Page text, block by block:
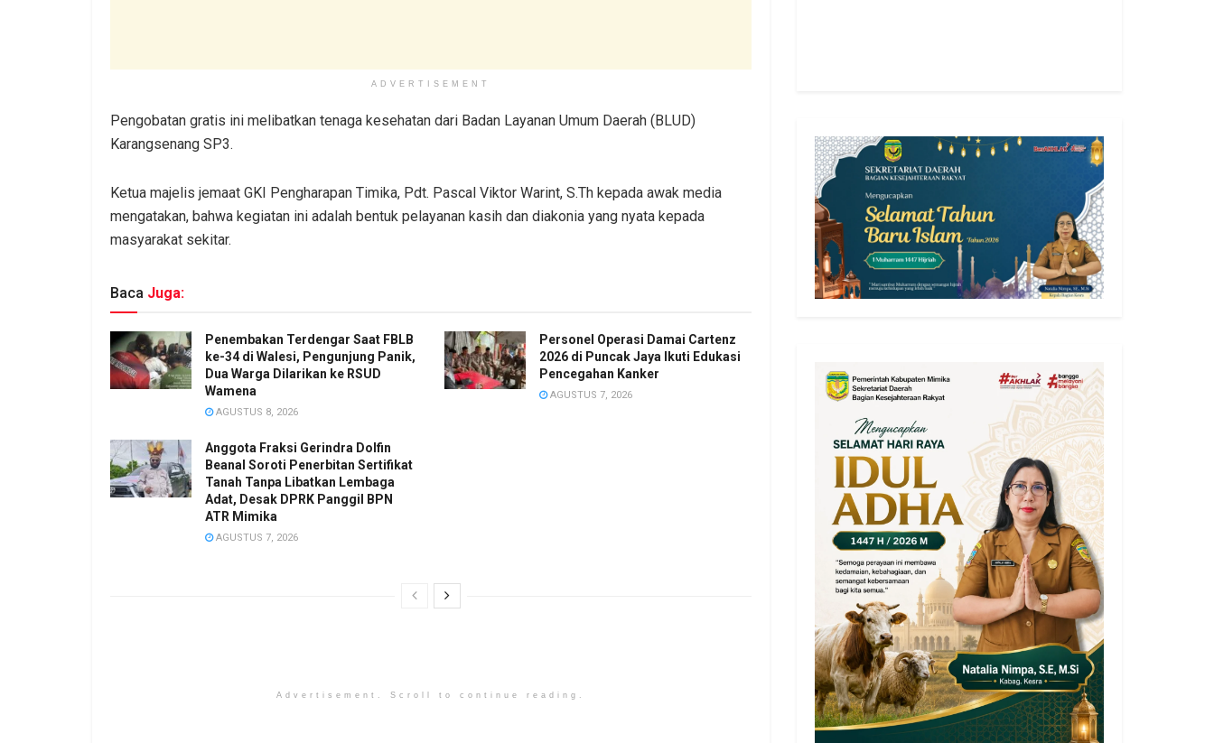
ADVERTISEMENT
Pengobatan gratis ini melibatkan tenaga kesehatan dari Badan Layanan Umum Daerah (BLUD)
Karangsenang SP3.
Ketua majelis jemaat GKI Pengharapan Timika, Pdt. Pascal Viktor Warint, S.Th kepada awak media
mengatakan, bahwa kegiatan ini adalah bentuk pelayanan kasih dan diakonia yang nyata kepada
masyarakat sekitar.
Baca Juga:
Penembakan Terdengar Saat FBLB
ke-34 di Walesi, Pengunjung Panik,
Dua Warga Dilarikan ke RSUD
Wamena
AGUSTUS 8, 2026
Personel Operasi Damai Cartenz
2026 di Puncak Jaya Ikuti Edukasi
Pencegahan Kanker
AGUSTUS 7, 2026
Anggota Fraksi Gerindra Dolfin
Beanal Soroti Penerbitan Sertifikat
Tanah Tanpa Libatkan Lembaga
Adat, Desak DPRK Panggil BPN
ATR Mimika
AGUSTUS 7, 2026
Advertisement. Scroll to continue reading.